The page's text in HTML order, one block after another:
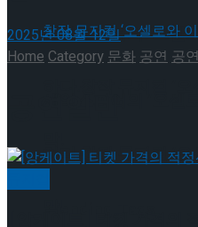
셰익스피어의 ‘오셀
하다.창작 뮤지컬 ‘오
2025년 08월 12일
HomeCategory문화공연공